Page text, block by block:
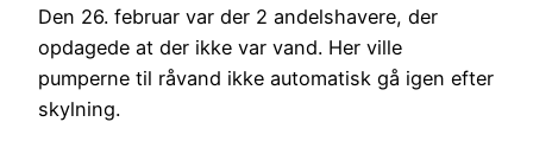
Den 26. februar var der 2 andelshavere, der
opdagede at der ikke var vand. Her ville
pumperne til råvand ikke automatisk gå igen efter
skylning.